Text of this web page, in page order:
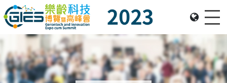
Date: Expo: 23-26 Nov 2023, Venue: Hall 1A-C, HKCEC